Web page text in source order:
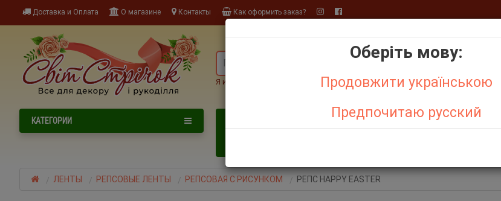
Доставка и Оплата О магазине Контакты Как оформить заказ?
Я ищу, например, Кружево макраме
ОТЗЫВЫ О МАГАЗИНЕ СИСТЕМА СКИДОК
КАТЕГОРИИ
ЛЕНТЫ РЕПСОВЫЕ ЛЕНТЫ РЕПСОВАЯ С РИСУНКОМ РЕПС НАPPY EASTER
Оберіть мову:
Продовжити українською
Предпочитаю русский